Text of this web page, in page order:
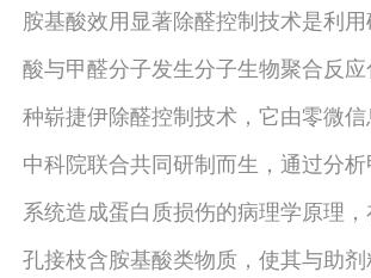
胺基酸效用显著除醛控制技术是利
酸与甲醛分子发生分子生物聚合反
种崭捷伊除醛控制技术，它由零微
中科院联合共同研制而生，通过分
系统造成蛋白质损伤的病理学原理
孔接枝含胺基酸类物质，使其与助